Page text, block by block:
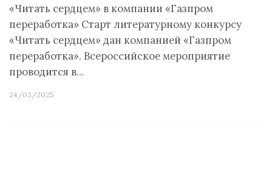
«Читать сердцем» в компании «Газпром
переработка» Старт литературному конкурсу
«Читать сердцем» дан компанией «Газпром
переработка». Всероссийское мероприятие
проводится в…
24/03/2025